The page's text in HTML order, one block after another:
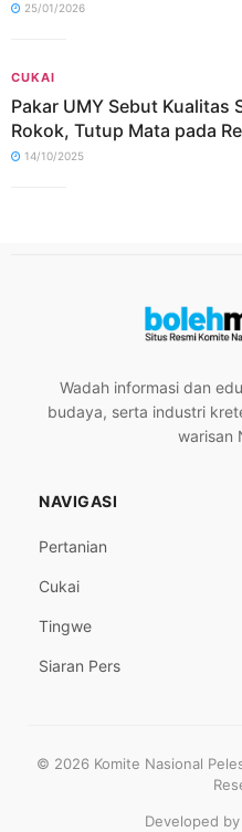
25/01/2026
CUKAI
Pakar UMY Sebut Kualitas
Rokok, Tutup Mata pada
14/10/2025
Wadah informasi dan
budaya, serta industri
warisan
NAVIGASI
Pertanian
Cukai
Tingwe
Siaran Pers
© 2026 Komite Nasional
Developed by